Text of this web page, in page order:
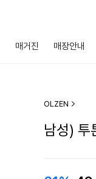
매거진 매장안내
OLZEN
남성) 투